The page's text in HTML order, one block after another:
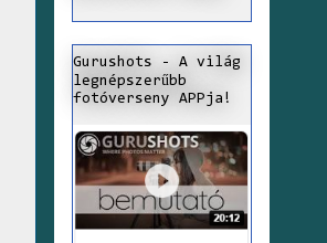
Gurushots - A világ
legnépszerűbb
fotóverseny APPja!